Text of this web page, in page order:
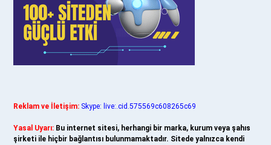
Reklam ve İletişim: Skype: live:.cid.575569c608265c69
Yasal Uyarı: Bu internet sitesi, herhangi bir marka, kurum veya şahıs
şirketi ile hiçbir bağlantısı bulunmamaktadır. Sitede yalnızca kendi